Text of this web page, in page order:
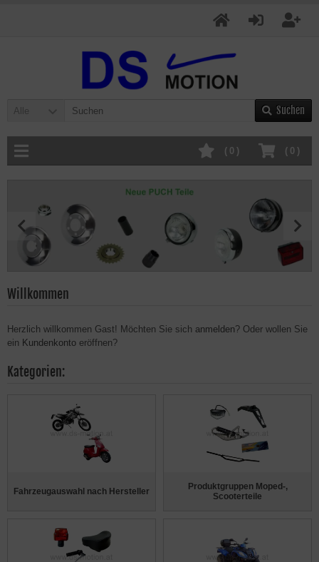
Alle Suchen
( 0 )
( 0 )
Willkommen
Herzlich willkommen Gast! Möchten Sie sich anmelden? Oder wollen Sie
ein Kundenkonto eröffnen?
Kategorien:
Fahrzeugauswahl nach Hersteller
Produktgruppen Moped-,
Scooterteile